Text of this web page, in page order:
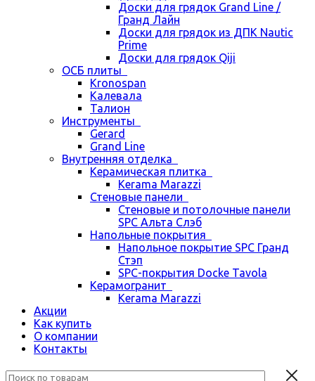
Доски для грядок Grand Line /
Гранд Лайн
Доски для грядок из ДПК Nautic
Prime
Доски для грядок Qiji
ОСБ плиты
Kronospan
Калевала
Талион
Инструменты
Gerard
Grand Line
Внутренняя отделка
Керамическая плитка
Kerama Marazzi
Стеновые панели
Стеновые и потолочные панели
SPC Альта Слэб
Напольные покрытия
Напольное покрытие SPC Гранд
Стэп
SPC-покрытия Docke Tavola
Керамогранит
Kerama Marazzi
Акции
Как купить
О компании
Контакты